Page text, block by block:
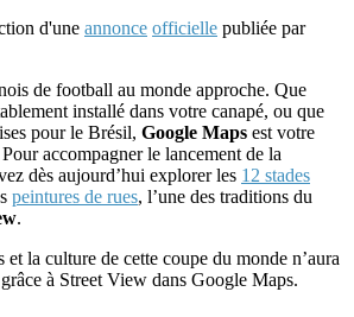
d'une annonce officielle publiée par
de football au monde approche. Que
installé dans votre canapé, ou que
pour le Brésil, Google Maps est votre
accompagner le lancement de la
dès aujourd’hui explorer les 12 stades
peintures de rues, l’une des traditions du
.
et la culture de cette coupe du monde n’aura
à Street View dans Google Maps.